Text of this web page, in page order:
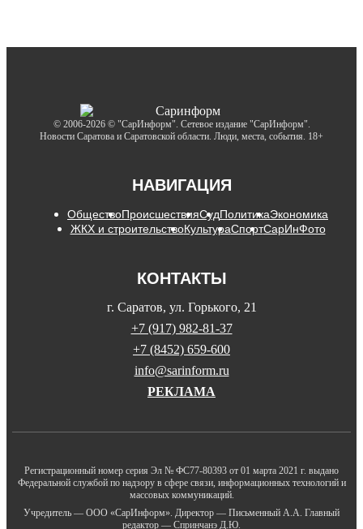
© 2006-2026 © "СарИнформ". Сетевое издание "СарИнформ".
Новости Саратова и Саратовской области. Люди, места, события. 18+
НАВИГАЦИЯ
ОбществоПроисшествияСудПолитикаЭкономика
ЖКХ и строительствоКультураСпортСарИнФото
КОНТАКТЫ
г. Саратов, ул. Горького, 21
+7 (917) 982-81-37
+7 (8452) 659-600
info@sarinform.ru
РЕКЛАМА
Регистрационный номер серия Эл № ФС77-80393 от 01 марта 2021 г. выдано
Федеральной службой по надзору в сфере связи, информационных технологий и
массовых коммуникаций.
Учредитель — ООО «СарИнформ». Директор — Письменный А.А. Главный
редактор — Спринчанэ Д.Ю.